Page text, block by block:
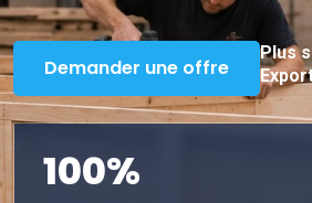
Demander une offre
Plus
100%